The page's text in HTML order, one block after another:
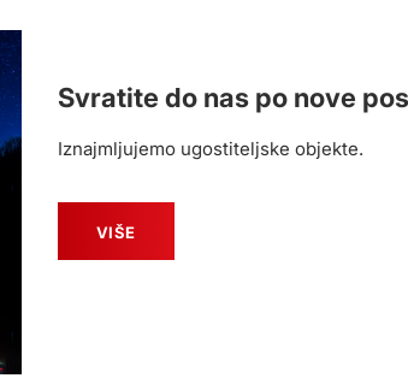
Svratite do nas po nove
Iznajmljujemo ugostiteljske objekte.
VIŠE